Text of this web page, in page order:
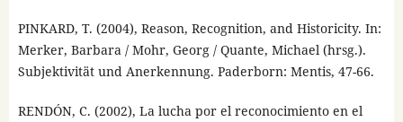
PINKARD, T. (2004), Reason, Recognition, and Historicity. In:
Merker, Barbara / Mohr, Georg / Quante, Michael (hrsg.).
Subjektivität und Anerkennung. Paderborn: Mentis, 47-66.
RENDÓN, C. (2002), La lucha por el reconocimiento en el